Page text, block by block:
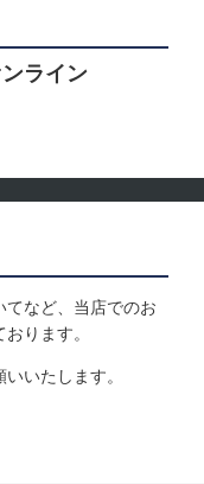
ライン
など、当店でのお
ります。
いたします。